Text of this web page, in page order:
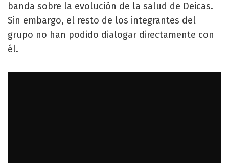
banda sobre la evolución de la salud de Deicas.
Sin embargo, el resto de los integrantes del
grupo no han podido dialogar directamente con
él.